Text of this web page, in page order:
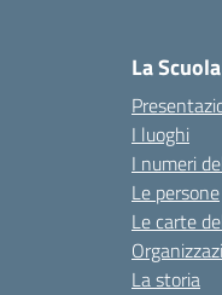
La Scuola
I luoghi
I numeri
Le persone
Le carte
La storia